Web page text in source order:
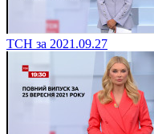
ТСН за 2021.09.27